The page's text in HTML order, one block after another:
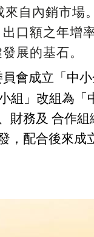
自內銷市場
口額之年增
展的基石。
會成立「中
組」改組為「
財務及 合作組
，配合後來成